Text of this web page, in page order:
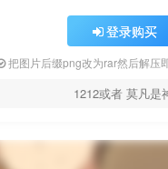
登录购买
把图片后缀png改为rar然后解压
1212或者 莫凡是